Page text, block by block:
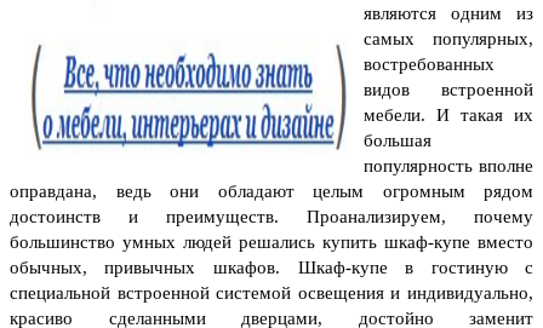
являются одним из
самых популярных,
востребованных
видов встроенной
мебели. И такая их
большая
популярность вполне
оправдана, ведь они обладают целым огромным рядом
достоинств и преимуществ. Проанализируем, почему
большинство умных людей решались купить шкаф-купе вместо
обычных, привычных шкафов.
Шкаф-купе в гостиную с
специальной встроенной системой освещения и индивидуально,
красиво сделанными дверцами, достойно заменит